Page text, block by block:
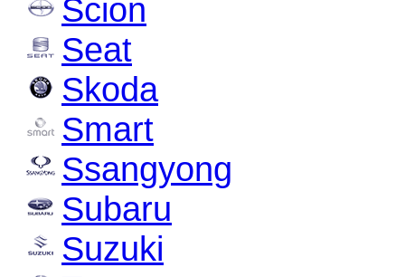
Scion
Seat
Skoda
Smart
Ssangyong
Subaru
Suzuki